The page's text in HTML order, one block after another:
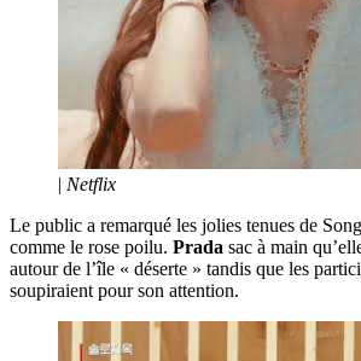
| Netflix
Le public a remarqué les jolies tenues de
comme le rose poilu. Prada sac à main
autour de l’île « déserte » tandis que les
soupiraient pour son attention.